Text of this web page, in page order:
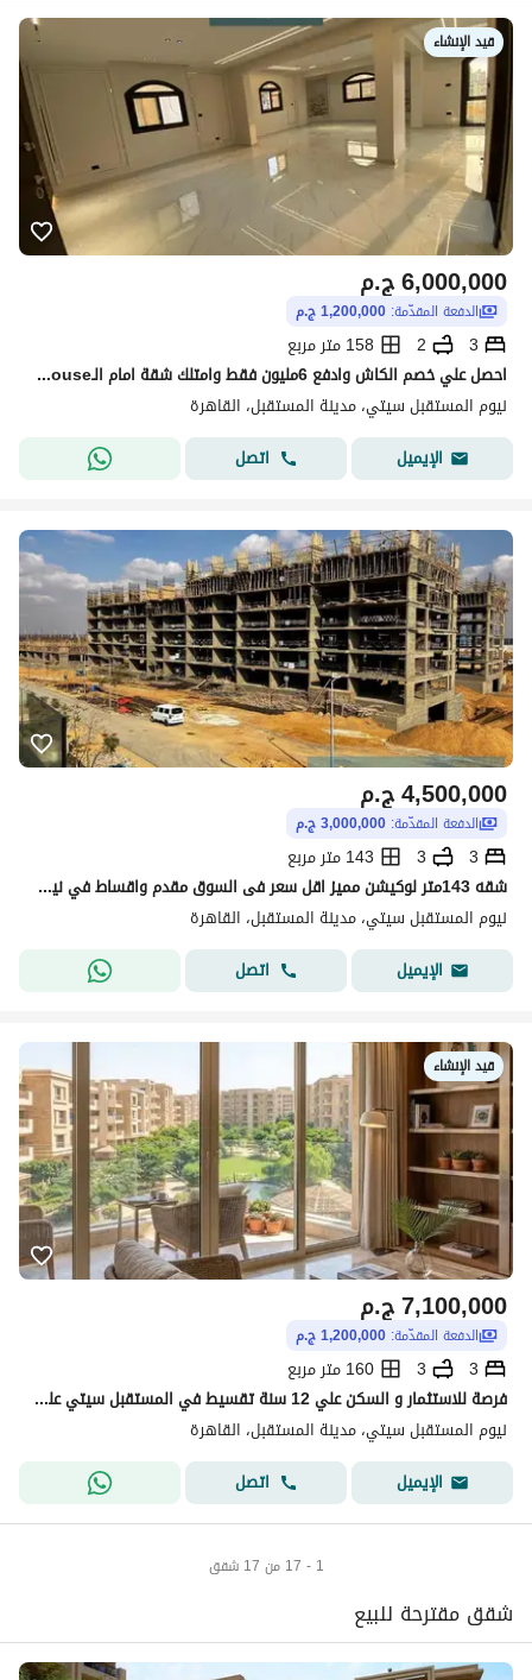
قيد الإنشاء
ج.م6,000,000
الدفعة المقدّمة: 1,200,000 ج.م
3
2
158 متر مربع
احصل علي خصم الكاش وادفع 6مليون فقط وامتلك شقة امام الـClubhouseبمشروع يربط بين القاهرة الجديدة و مدينة المستقبل بجوار بريفادو مدينتي و ابراج ذا سباين
نيوم المستقبل سيتي، مدينة المستقبل، القاهرة
الإيميل
اتصل
ج.م4,500,000
الدفعة المقدّمة: 3,000,000 ج.م
3
3
143 متر مربع
شقه 143متر لوكيشن مميز اقل سعر فى السوق مقدم واقساط في نيوم مستقبل سيتي nyoum
نيوم المستقبل سيتي، مدينة المستقبل، القاهرة
الإيميل
اتصل
قيد الإنشاء
ج.م7,100,000
الدفعة المقدّمة: 1,200,000 ج.م
3
3
160 متر مربع
فرصة للاستثمار و السكن علي 12 سنة تقسيط في المستقبل سيتي علي محور الامل وطريق السويس بالقرب من مدينتي و لافنيير و بلوم فيلدز وهاب تاون و
نيوم المستقبل سيتي، مدينة المستقبل، القاهرة
الإيميل
اتصل
1 - 17 من 17 شقق
شقق مقترحة للبيع